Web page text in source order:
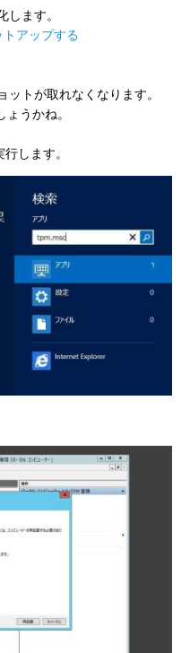
します。
アップする
トが取れなくなります。
うかね。
します。